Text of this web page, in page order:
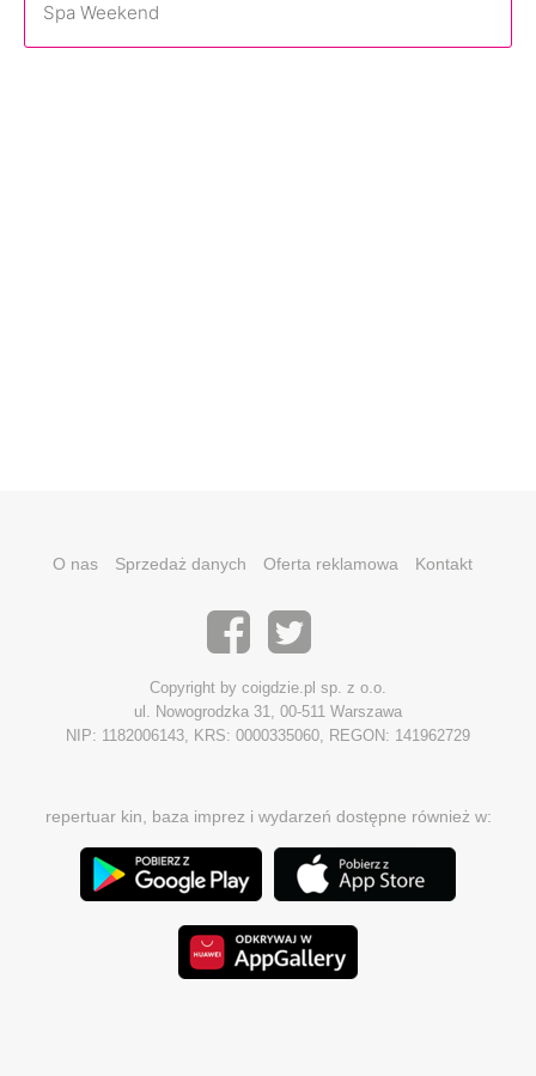
Spa Weekend
O nas Sprzedaż danych Oferta reklamowa Kontakt
Copyright by coigdzie.pl sp. z o.o.
ul. Nowogrodzka 31, 00-511 Warszawa
NIP: 1182006143, KRS: 0000335060, REGON: 141962729
repertuar kin, baza imprez i wydarzeń dostępne również w: